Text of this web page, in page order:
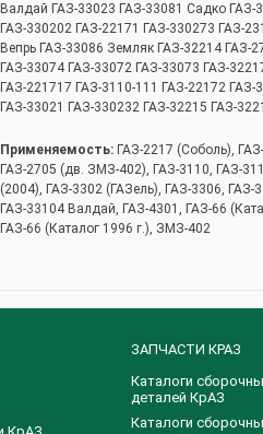
Валдай ГАЗ-33023 ГАЗ-33081 Садко ГАЗ-
ГАЗ-330202 ГАЗ-22171 ГАЗ-330273 ГАЗ-
Вепрь ГАЗ-33086 Земляк ГАЗ-32214 ГАЗ-
ГАЗ-33074 ГАЗ-33072 ГАЗ-33073 ГАЗ-
ГАЗ-221717 ГАЗ-3110-111 ГАЗ-22172 ГАЗ-
ГАЗ-33021 ГАЗ-330232 ГАЗ-32215 ГАЗ-
Применяемость: ГАЗ-2217 (Соболь),
ГАЗ-2705 (дв. ЗМЗ-402), ГАЗ-3110, ГАЗ-
(2004), ГАЗ-3302 (ГАЗель), ГАЗ-3306, ГАЗ-
ГАЗ-33104 Валдай, ГАЗ-4301, ГАЗ-66
ГАЗ-66 (Каталог 1996 г.), ЗМЗ-402
ЗАПЧАСТИ КРАЗ
Каталоги
деталей КрАЗ
​Каталоги